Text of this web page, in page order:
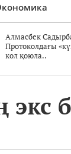
Алмасбек
Протоколдағы
кол қоюла..